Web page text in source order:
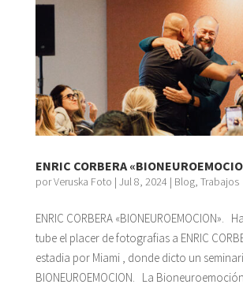
ENRIC CORBERA
porVeruska Foto | Jul 8, 2024 | Blog, Trabajos
ENRIC CORBERA «BIONEUROEMOCION».
tube el placer de fotografias a ENRIC
estadia por Miami , donde dicto un
BIONEUROEMOCION. La